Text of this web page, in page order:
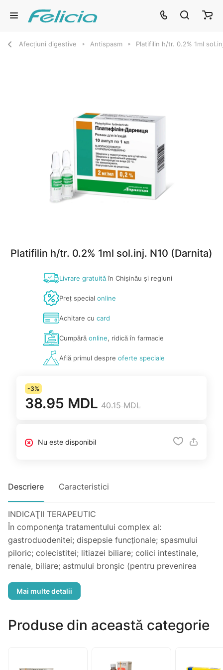
Afecțiuni digestive Antispasm Platifilin h/tr. 0.2% 1ml
Platifilin h/tr. 0.2% 1ml sol.inj. N10 (Darnita)
Livrare gratuităîn Chișinău și regiuni
Preț special online
Achitare cu card
Cumpărăonline, ridică în farmacie
Află primul despre oferte speciale
-3%
38.95 MDL 40.15 MDL
Nu este disponibil
Descriere Caracteristici
INDICAŢII TERAPEUTIC
În componenţa tratamentului complex al:
gastroduodenitei; dispepsie funcționale; spasmului
piloric; colecistitei; litiazei biliare; colici intestinale,
renale, biliare; astmului bronşic (pentru prevenirea
algodismenoreei; spasmului arterelor cerebrale;
DOZE ŞI MOD DE ADMINISTRARE
Produse din această categorie